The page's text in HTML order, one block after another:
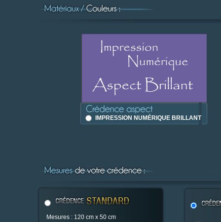
IMPRESSION NUMÉRIQUE BRILLANT
Mesures : 120 cm x 50 cm